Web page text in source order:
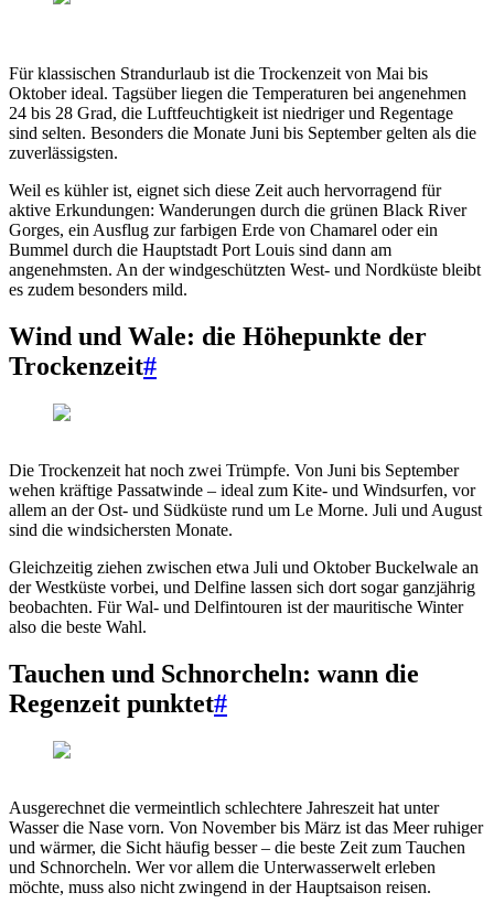
Für klassischen Strandurlaub ist die Trockenzeit von Mai bis
Oktober ideal. Tagsüber liegen die Temperaturen bei angenehmen
24 bis 28 Grad, die Luftfeuchtigkeit ist niedriger und Regentage
sind selten. Besonders die Monate Juni bis September gelten als die
zuverlässigsten.
Weil es kühler ist, eignet sich diese Zeit auch hervorragend für
aktive Erkundungen: Wanderungen durch die grünen Black River
Gorges, ein Ausflug zur farbigen Erde von Chamarel oder ein
Bummel durch die Hauptstadt Port Louis sind dann am
angenehmsten. An der windgeschützten West- und Nordküste bleibt
es zudem besonders mild.
Wind und Wale: die Höhepunkte der
Trockenzeit#
Die Trockenzeit hat noch zwei Trümpfe. Von Juni bis September
wehen kräftige Passatwinde – ideal zum Kite- und Windsurfen, vor
allem an der Ost- und Südküste rund um Le Morne. Juli und August
sind die windsichersten Monate.
Gleichzeitig ziehen zwischen etwa Juli und Oktober Buckelwale an
der Westküste vorbei, und Delfine lassen sich dort sogar ganzjährig
beobachten. Für Wal- und Delfintouren ist der mauritische Winter
also die beste Wahl.
Tauchen und Schnorcheln: wann die
Regenzeit punktet#
Ausgerechnet die vermeintlich schlechtere Jahreszeit hat unter
Wasser die Nase vorn. Von November bis März ist das Meer ruhiger
und wärmer, die Sicht häufig besser – die beste Zeit zum Tauchen
und Schnorcheln. Wer vor allem die Unterwasserwelt erleben
möchte, muss also nicht zwingend in der Hauptsaison reisen.